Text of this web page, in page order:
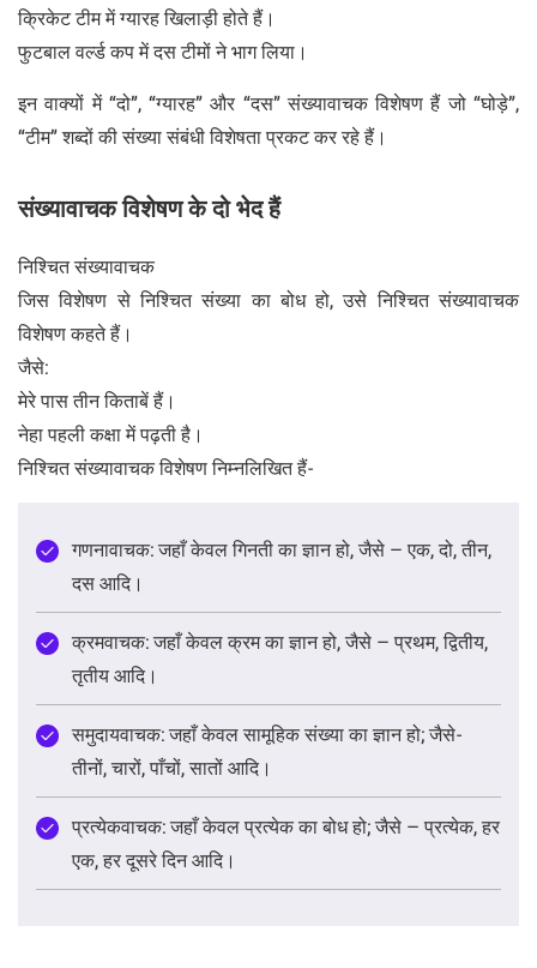
क्रिकेट टीम में ग्यारह खिलाड़ी होते हैं।
फुटबाल वर्ल्ड कप में दस टीमों ने भाग लिया।
इन वाक्यों में “दो”, “ग्यारह” और “दस” संख्यावाचक विशेषण हैं जो “घोड़े”,
“टीम” शब्दों की संख्या संबंधी विशेषता प्रकट कर रहे हैं।
संख्यावाचक विशेषण के दो भेद हैं
निश्चित संख्यावाचक
जिस विशेषण से निश्चित संख्या का बोध हो, उसे निश्चित संख्यावाचक
विशेषण कहते हैं।
जैसे:
मेरे पास तीन किताबें हैं।
नेहा पहली कक्षा में पढ़ती है।
निश्चित संख्यावाचक विशेषण निम्नलिखित हैं-
गणनावाचक: जहाँ केवल गिनती का ज्ञान हो, जैसे – एक, दो, तीन,
दस आदि।
क्रमवाचक: जहाँ केवल क्रम का ज्ञान हो, जैसे – प्रथम, द्वितीय,
तृतीय आदि।
समुदायवाचक: जहाँ केवल सामूहिक संख्या का ज्ञान हो; जैसे-
तीनों, चारों, पाँचों, सातों आदि।
प्रत्येकवाचक: जहाँ केवल प्रत्येक का बोध हो; जैसे – प्रत्येक, हर
एक, हर दूसरे दिन आदि।